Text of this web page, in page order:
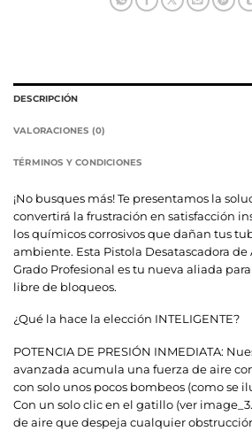
DESCRIPCIÓN
VALORACIONES (0)
TÉRMINOS Y CONDICIONES
¡No busques más! Te presentamos la
convertirá la frustración en satisfacción
los químicos corrosivos que dañan tus
ambiente. Esta Pistola Desatascadora
Grado Profesional es tu nueva aliada
libre de bloqueos.
¿Qué la hace la elección INTELIGENTE?
POTENCIA DE PRESIÓN INMEDIATA:
avanzada acumula una fuerza de aire
con solo unos pocos bombeos (como se
Con un solo clic en el gatillo (ver
de aire que despeja cualquier